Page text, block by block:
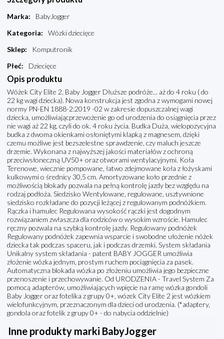
Marka:
BabyJogger
Kategoria:
Wózki dziecięce
Sklep:
Komputronik
Płeć: Dziecięce
Opis produktu
Wóżek City Elite 2, Baby Jogger Dłuższe podróże... aż do 4 roku ( do
22 kg wagi dziecka). Nowa konstrukcja jest zgodna z wymogami nowej
normy PN-EN 1888-2:2019 -02 w zakresie dopuszczalnej wagi
dziecka, umożliwiającprzewożenie go od urodzenia do osiągnięcia przez
nie wagi aż 22 kg, czyli do ok. 4 roku życia. Budka Duża, wielopozycyjna
budka z dwoma okienkami osłoniętymi klapką z magnesem, dzięki
czemu możliwe jest bezszelestne sprawdzenie, czy maluch jeszcze
drzemie. Wykonana z najwyższej jakości materiałów z ochroną
przeciwsłoneczną UV50+ oraz otworami wentylacyjnymi. Koła
Terenowe, wiecznie pompowane, łatwo zdejmowane koła z łożyskami
kulkowymi o średnicy 30,5 cm. Amortyzowane koło przednie z
możliwością blokady pozwala na pełną kontrolę jazdy bez względu na
rodzaj podłoża. Siedzisko Wentylowane, regulowane, usztywnione
siedzisko rozkładane do pozycji leżącej z regulowanym podnóżkiem.
Rączka i hamulec Regulowana wysokość rączki jest dogodnym
rozwiązaniem zwłaszcza dla rodziców o wysokim wzroście. Hamulec
ręczny pozwala na szybką kontrolę jazdy. Regulowany podnóżek
Regulowany podnóżek zapewnia wsparcie i swobodne ułożenie nóżek
dziecka tak podczas spaceru, jak i podczas drzemki. System składania
Unikalny system składania - patent BABY JOGGER umożliwia
złożenie wózka jednym, prostym ruchem pociągnięcia za pasek.
Automatyczna blokada wózka po złożeniu umożliwia jego bezpieczne
przenoszenie i przechowywanie. Od URODZENIA - Travel System Za
pomocą adapterów, umożliwiających wpięcie na ramę wózka gondoli
Baby Jogger oraz fotelika z grupy 0+, wózek City Elite 2 jest wózkiem
wielofunkcyjnym, przeznaczonym dla dzieci od urodzenia. (*adaptery,
gondola oraz fotelik z grupy 0+ - do nabycia oddzielnie)
Inne produkty marki BabyJogger